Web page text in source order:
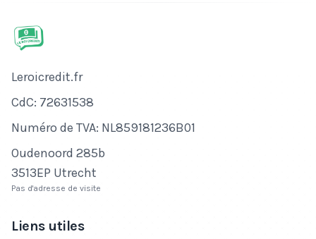
Nom de l'entreprise
Leroicredit.fr
Numéro de CdC
CdC: 72631538
Numéro de TVA
Numéro de TVA: NL859181236B01
Adresse
Oudenoord 285b
3513EP Utrecht
Pas d'adresse de visite
Liens utiles